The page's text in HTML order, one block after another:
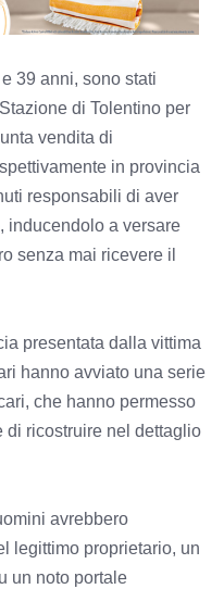
39 anni, sono stati
di Tolentino per
vendita di
in provincia
responsabili di aver
inducendolo a versare
senza mai ricevere il
presentata dalla vittima
hanno avviato una serie
che hanno permesso
di ricostruire nel dettaglio
avrebbero
legittimo proprietario, un
un noto portale